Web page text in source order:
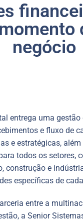
negócio
entrega uma
e fluxo de
e estratégicas,
todos os setores,
construção e
específicas de
entre a
a Senior